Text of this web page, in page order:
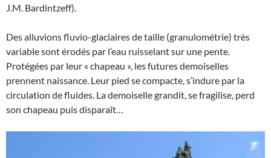
J.M. Bardintzeff).
Des alluvions fluvio-glaciaires de taille (granulométrie) très
variable sont érodés par l’eau ruisselant sur une pente.
Protégées par leur « chapeau », les futures demoiselles
prennent naissance. Leur pied se compacte, s’indure par la
circulation de fluides. La demoiselle grandit, se fragilise, perd
son chapeau puis disparaît…